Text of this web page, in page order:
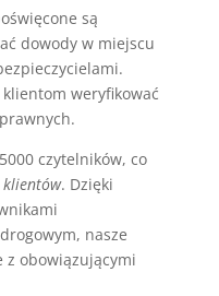
są
dowody w miejscu
weryfikować
czytelników, co
klientów. Dzięki
nasze
z obowiązującymi